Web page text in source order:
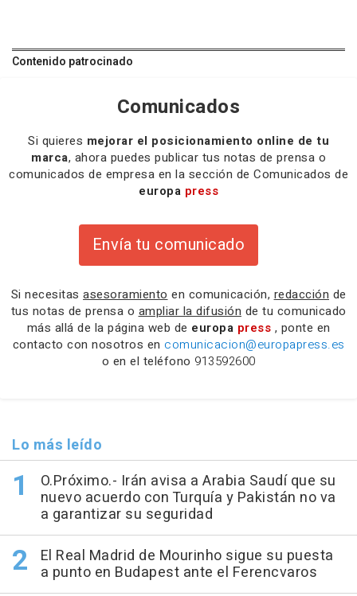
Contenido patrocinado
Comunicados
Si quieres mejorar el posicionamiento online de tu
marca, ahora puedes publicar tus notas de prensa o
comunicados de empresa en la sección de Comunicados de
europa press
Envía tu comunicado
Si necesitas asesoramiento en comunicación, redacción de
tus notas de prensa o ampliar la difusión de tu comunicado
más allá de la página web de europa press , ponte en
contacto con nosotros en comunicacion@europapress.es
o en el teléfono 913592600
Lo más leído
O.Próximo.- Irán avisa a Arabia Saudí que su
nuevo acuerdo con Turquía y Pakistán no va
a garantizar su seguridad
El Real Madrid de Mourinho sigue su puesta
a punto en Budapest ante el Ferencvaros